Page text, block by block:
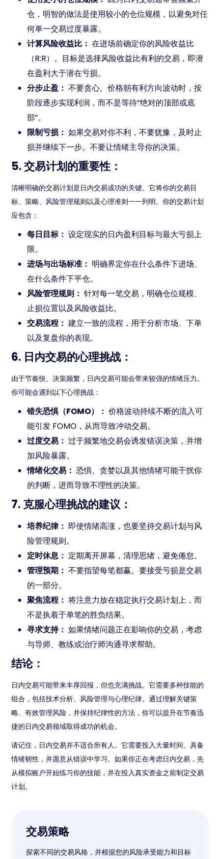
仓，明智的做法是使用较小的仓位规模，以避免对任
何单一交易过度暴露。
计算风险收益比： 在进场前确定你的风险收益比
（R:R）。目标是选择风险收益比有利的交易，即潜
在盈利大于潜在亏损。
分步止盈： 不要贪心。价格朝有利方向波动时，按
阶段逐步实现利润，而不是等待“绝对的顶部或底
部”。
限制亏损： 如果交易对你不利，不要犹豫，及时止
损并继续下一步。不要让情绪主导你的决策。
5. 交易计划的重要性：
清晰明确的交易计划是日内交易成功的关键。它将你的交易目
标、策略、风险管理规则以及心理准则一一列明。你的交易计划
应包含：
每日目标： 设定现实的日内盈利目标与最大亏损上
限。
进场与出场标准： 明确界定你在什么条件下进场、
在什么条件下平仓。
风险管理规则： 针对每一笔交易，明确仓位规模、
止损位置以及风险收益比。
交易流程： 建立一致的流程，用于分析市场、下单
以及复盘你的表现。
6. 日内交易的心理挑战：
由于节奏快、决策频繁，日内交易可能会带来较强的情绪压力。
你可能会遇到以下心理挑战：
错失恐惧（FOMO）： 价格波动持续不断的流入可
能引发 FOMO，从而导致冲动交易。
过度交易： 过于频繁地交易会诱发错误决策，并增
加风险暴露。
情绪化交易： 恐惧、贪婪以及其他情绪可能干扰你
的判断，进而导致不理性的决策。
7. 克服心理挑战的建议：
培养纪律： 即使情绪高涨，也要坚持交易计划与风
险管理规则。
定时休息： 定期离开屏幕，清理思绪，避免倦怠。
管理预期： 不要指望每笔都赢。要接受亏损是交易
的一部分。
聚焦流程： 将注意力放在稳定执行交易计划上，而
不是执着于单笔的胜负结果。
寻求支持： 如果情绪问题正在影响你的交易，考虑
与导师、教练或治疗师沟通寻求帮助。
结论：
日内交易可能带来丰厚回报，但也充满挑战。它需要多种技能的
组合，包括技术分析、风险管理与心理纪律。通过理解关键策
略、有效管理风险，并保持纪律性的方法，你可以提升在节奏迅
捷的日内交易领域取得成功的机会。
请记住，日内交易并不适合所有人。它需要投入大量时间、具备
情绪韧性，并愿意从错误中学习。如果你正在考虑日内交易，先
从模拟账户开始练习你的技能，并在投入真实资金之前制定交易
计划。
交易策略
探索不同的交易风格，并根据您的风险承受能力和目标